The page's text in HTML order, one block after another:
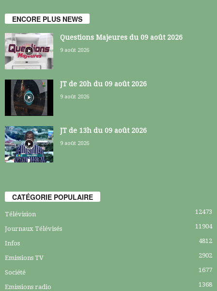
ENCORE PLUS NEWS
Questions Majeures du 09 août 2026
9 août 2026
JT de 20h du 09 août 2026
9 août 2026
JT de 13h du 09 août 2026
9 août 2026
CATÉGORIE POPULAIRE
Télévision 12473
Journaux Télévisés 11904
Infos 4812
Emissions TV 2902
Société 1677
Emissions radio 1368